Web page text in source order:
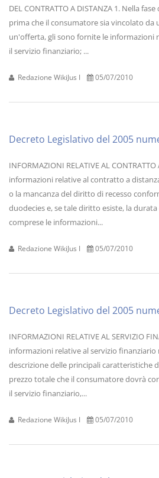
DEL CONTRATTO A DISTANZA 1. Nella
prima che il consumatore sia vincolato da
un'offerta, gli sono fornite le informazioni
il servizio finanziario; ...
Redazione WikiJus I 05/07/2010
Decreto Legislativo del 2005
INFORMAZIONI RELATIVE AL CONTRATTO
informazioni relative al contratto a
o la mancanza del diritto di recesso
duodecies e, se tale diritto esiste, la
comprese le informazioni...
Redazione WikiJus I 05/07/2010
Decreto Legislativo del 2005
INFORMAZIONI RELATIVE AL SERVIZIO
informazioni relative al servizio finanziario
descrizione delle principali caratteristiche
prezzo totale che il consumatore dovrà
il servizio finanziario,...
Redazione WikiJus I 05/07/2010